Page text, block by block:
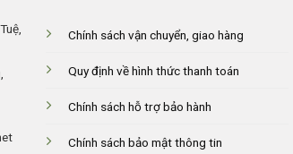
Chính sách vận chuyển, giao hàng
Quy định về hình thức thanh toán
Chính sách hỗ trợ bảo hành
Chính sách bảo mật thông tin